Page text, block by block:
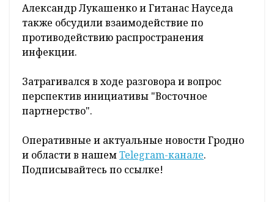
Александр Лукашенко и Гитанас Науседа
также обсудили взаимодействие по
противодействию распространения
инфекции.
Затрагивался в ходе разговора и вопрос
перспектив инициативы "Восточное
партнерство".
Оперативные и актуальные новости Гродно
и области в нашемTelegram-канале.
Подписывайтесь по ссылке!